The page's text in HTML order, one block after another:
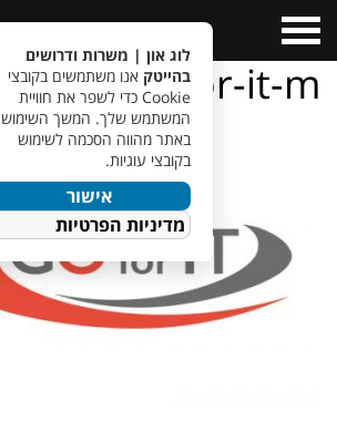
Menu
go-for-it-m
לוג און | משרות ודרושים
בהייטק אנו משתמשים בקובצי
Cookie כדי לשפר את חוויית
המשתמש שלך. המשך השימוש
באתר מהווה הסכמה לשימוש
בקובצי עוגיות.
אישור
מדיניות הפרטיות